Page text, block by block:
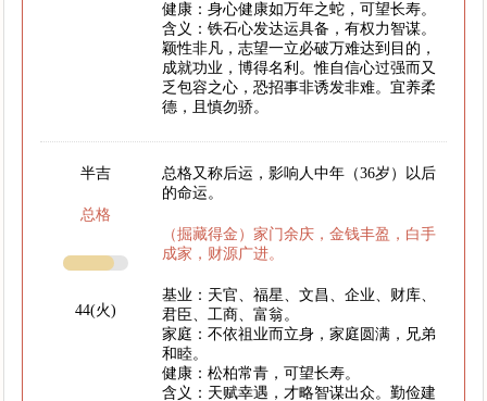
健康：身心健康如万年之蛇，可望长寿。
含义：铁石心发达运具备，有权力智谋。
颖性非凡，志望一立必破万难达到目的，
成就功业，博得名利。惟自信心过强而又
乏包容之心，恐招事非诱发非难。宜养柔
德，且慎勿骄。
半吉
总格
44(火)
总格又称后运，影响人中年（36岁）以后
的命运。
（掘藏得金）家门余庆，金钱丰盈，白手
成家，财源广进。
基业：天官、福星、文昌、企业、财库、
君臣、工商、富翁。
家庭：不依祖业而立身，家庭圆满，兄弟
和睦。
健康：松柏常青，可望长寿。
含义：天赋幸遇，才略智谋出众。勤俭建